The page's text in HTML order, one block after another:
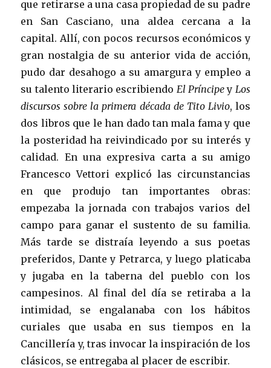
que retirarse a una casa propiedad de su padre
en San Casciano, una aldea cercana a la
capital. Allí, con pocos recursos económicos y
gran nostalgia de su anterior vida de acción,
pudo dar desahogo a su amargura y empleo a
su talento literario escribiendo El Príncipey Los
discursos sobre la primera década de Tito Livio, los
dos libros que le han dado tan mala fama y que
la posteridad ha reivindicado por su interés y
calidad. En una expresiva carta a su amigo
Francesco Vettori explicó las circunstancias
en que produjo tan importantes obras:
empezaba la jornada con trabajos varios del
campo para ganar el sustento de su familia.
Más tarde se distraía leyendo a sus poetas
preferidos, Dante y Petrarca, y luego platicaba
y jugaba en la taberna del pueblo con los
campesinos. Al final del día se retiraba a la
intimidad, se engalanaba con los hábitos
curiales que usaba en sus tiempos en la
Cancillería y, tras invocar la inspiración de los
clásicos, se entregaba al placer de escribir.